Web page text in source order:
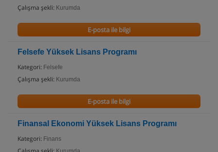
Çalışma şekli: Kurumda
E-posta ile bilgi
Felsefe Yüksek Lisans Programı
Kategori: Felsefe
Çalışma şekli: Kurumda
E-posta ile bilgi
Finansal Ekonomi Yüksek Lisans Programı
Kategori: Finans